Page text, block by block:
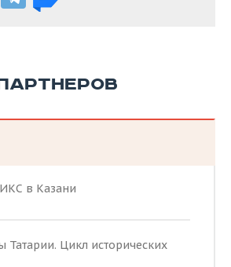
в Казани
Татарии. Цикл исторических